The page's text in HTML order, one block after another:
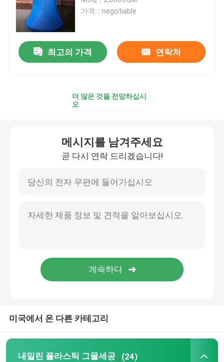
양식 그물세공
산업 플라스틱 그물세공
사슴 담 그물세공
환경 & 부식 통제
가격：negotiable
최고의 가격 연락처
더 많은 것을 전망하십시
오
메시지를 남겨주세요
곧 다시 연락 드리겠습니다!
미국에서 온 다른 카테고리
내밀린 플라스틱 그물세공 (24)